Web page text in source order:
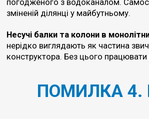
погодженого з водоканалом.
зміненій ділянці у майбутньому.
Несучі балки та колони в
нерідко виглядають як частина
конструктора. Без цього працювати
ПОМИЛКА 4.